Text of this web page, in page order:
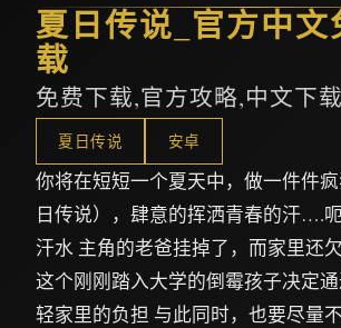
夏日传说_官方中文
载
免费下载,官方攻略,中文下载
夏日传说 安卓
你将在短短一个夏天中，做一件件
日传说），肆意的挥洒青春的汗….
汗水 主角的老爸挂掉了，而家里还
这个刚刚踏入大学的倒霉孩子决定
轻家里的负担 与此同时，也要尽量